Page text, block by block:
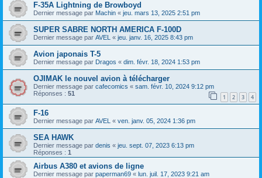
F-35A Lightning de Browboyd
Dernier message par Machin « jeu. mars 13, 2025 2:51 pm
SUPER SABRE NORTH AMERICA F-100D
Dernier message par AVEL « jeu. janv. 16, 2025 8:43 pm
Avion japonais T-5
Dernier message par Dragos « dim. févr. 18, 2024 1:53 pm
OJIMAK le nouvel avion à télécharger
Dernier message par cafecomics « sam. févr. 10, 2024 9:12 pm
Réponses : 51 1 2 3 4
F-16
Dernier message par AVEL « ven. janv. 05, 2024 1:36 pm
SEA HAWK
Dernier message par denis « jeu. sept. 07, 2023 6:13 pm
Réponses : 1
Airbus A380 et avions de ligne
Dernier message par paperman69 « lun. juil. 17, 2023 9:21 am